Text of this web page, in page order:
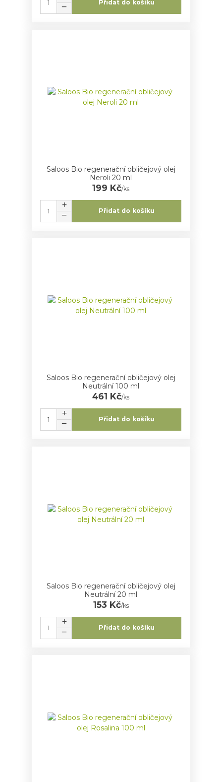
Přidat do košíku
Saloos Bio regenerační obličejový olej
Neroli 20 ml
199 Kč/ks
Přidat do košíku
Saloos Bio regenerační obličejový olej
Neutrální 100 ml
461 Kč/ks
Přidat do košíku
Saloos Bio regenerační obličejový olej
Neutrální 20 ml
153 Kč/ks
Přidat do košíku